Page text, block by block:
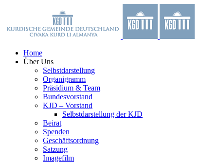
springen
Home
Über Uns
Selbstdarstellung
Organigramm
Präsidium & Team
Bundesvorstand
KJD – Vorstand
Selbstdarstellung der KJD
Beirat
Spenden
Geschäftsordnung
Satzung
Imagefilm